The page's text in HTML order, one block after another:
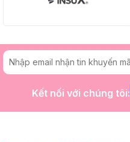
Kết nối với chúng tôi: